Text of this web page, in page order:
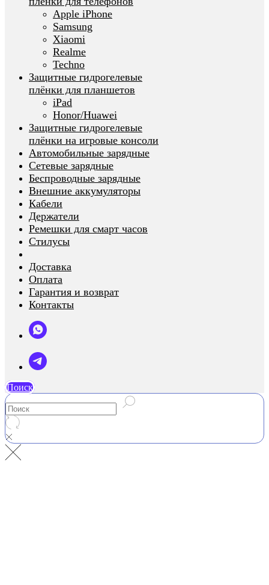
Apple iPhone
Samsung
Xiaomi
Realme
Techno
Защитные гидрогелевые
плёнки для планшетов
iPad
Honor/Huawei
Защитные гидрогелевые
плёнки на игровые консоли
Автомобильные зарядные
Сетевые зарядные
Беспроводные зарядные
Внешние аккумуляторы
Кабели
Держатели
Ремешки для смарт часов
Стилусы
Доставка
Оплата
Гарантия и возврат
Контакты
Поиск